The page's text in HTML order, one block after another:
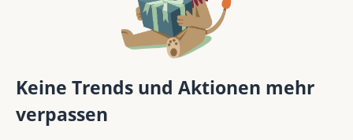
Keine Trends und Aktionen mehr
verpassen